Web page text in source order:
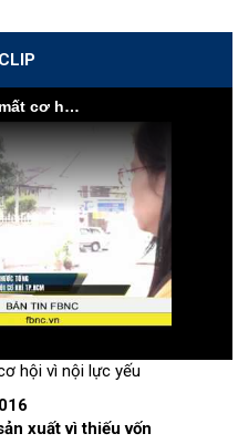
Ngành cơ khí Việt Nam: Đánh mất cơ hội vì nội lực yếu
hội vì nội lực yếu
xuất vì thiếu vốn